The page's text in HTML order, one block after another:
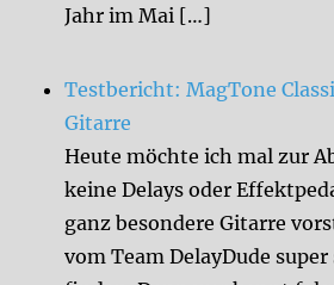
Jahr im Mai […]
Testbericht: MagTone
Gitarre
Heute möchte ich mal zur
keine Delays oder
ganz besondere Gitarre
vom Team DelayDude